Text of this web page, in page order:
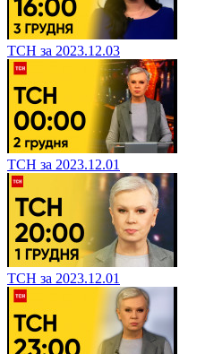
ТСН за 2023.12.03
ТСН за 2023.12.01
ТСН за 2023.12.01